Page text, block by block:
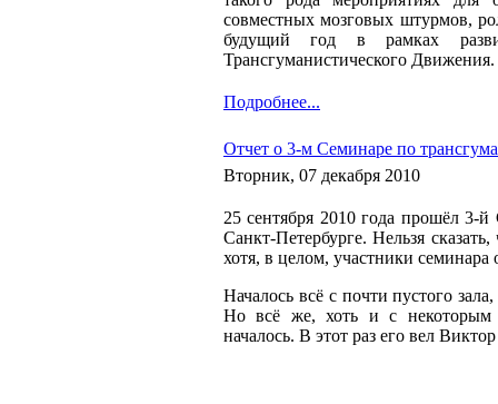
совместных мозговых штурмов,
будущий год в рамках
Трансгуманистического Движения.
Подробнее...
Отчет о 3-м Семинаре по
Вторник, 07 декабря 2010
25 сентября 2010 года прошёл 3-
Санкт-Петербурге. Нельзя
хотя, в целом, участники семинара
Началось всё с почти пустого
Но всё же, хоть и с некоторым
началось. В этот раз его вел